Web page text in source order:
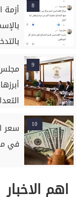
8
9
10
في
اهم الاخبار